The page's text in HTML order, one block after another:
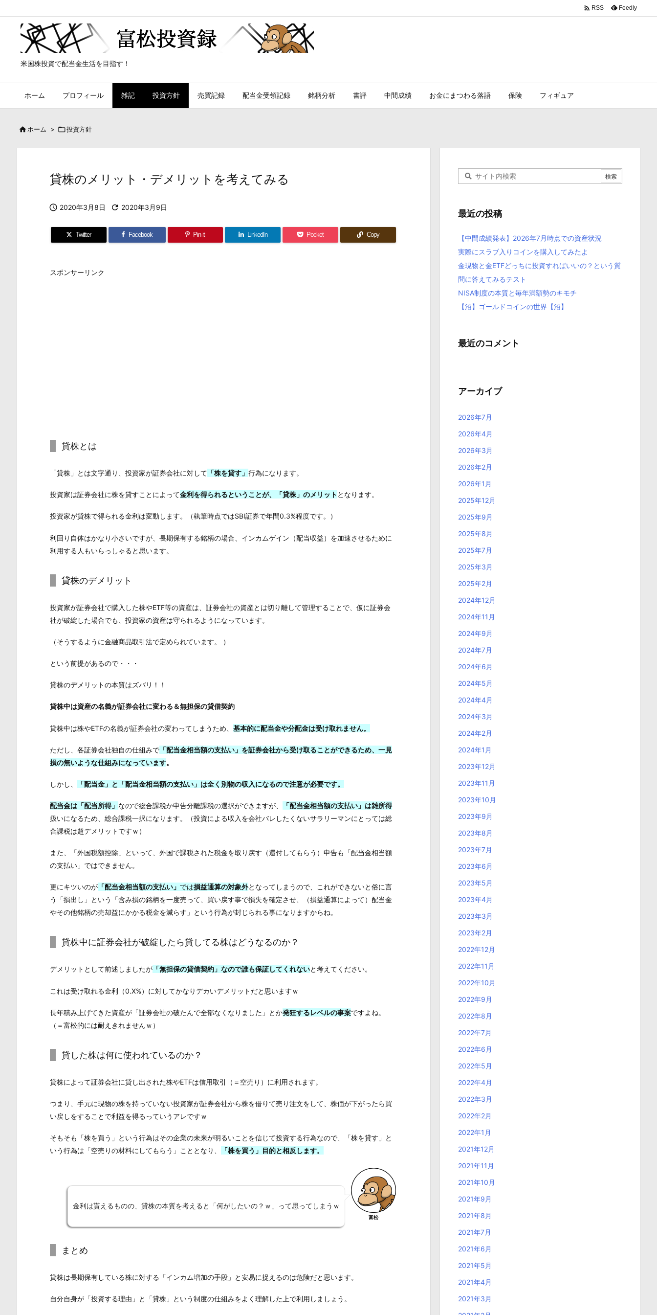
米国株投資で配当金生活を目指す！
ホーム プロフィール 雑記 投資方針 売買記録 配当金受領記録 銘柄分析 書評 中間成績 お金にまつわる落語 保険 フィギュア
 RSS Feedly
 ホーム > 投資方針
貸株のメリット・デメリットを考えてみる
 2020年3月8日  2020年3月9日
Twitter Facebook Pin it LinkedIn Pocket Copy
スポンサーリンク
貸株とは
「貸株」とは文字通り、投資家が証券会社に対して 「株を貸す」 行為になります。
投資家は証券会社に株を貸すことによって金利を得られるということが、「貸株」のメリット となります。
投資家が貸株で得られる金利は変動します。（執筆時点ではSBI証券で年間0.3%程度です。）
利回り自体はかなり小さいですが、長期保有する銘柄の場合、インカムゲイン（配当収益）を加速させるために
利用する人もいらっしゃると思います。
貸株のデメリット
投資家が証券会社で購入した株やETF等の資産は、証券会社の資産とは切り離して管理することで、仮に証券会
社が破綻した場合でも、投資家の資産は守られるようになっています。
（そうするように金融商品取引法で定められています。 ）
という前提があるので・・・
貸株のデメリットの本質はズバリ！！
貸株中は資産の名義が証券会社に変わる＆無担保の貸借契約
貸株中は株やETFの名義が証券会社の変わってしまうため、 基本的に配当金や分配金は受け取れません。
ただし、各証券会社独自の仕組みで 「配当金相当額の支払い」を証券会社から受け取ることができるため、一見
損の無いような仕組みになっています。
しかし、 「配当金」と「配当金相当額の支払い」は全く別物の収入になるので注意が必要です。
配当金は「配当所得」 なので総合課税か申告分離課税の選択ができますが、
「配当金相当額の支払い」は雑所得
扱いになるため、総合課税一択になります。（投資による収入を会社バレしたくないサラリーマンにとっては総
合課税は超デメリットですｗ）
また、「外国税額控除」といって、外国で課税された税金を取り戻す（還付してもらう）申告も「配当金相当額
の支払い」ではできません。
更にキツいのが 「配当金相当額の支払い」 では損益通算の対象外となってしまうので、これができないと俗に言
う「損出し」という「含み損の銘柄を一度売って、買い戻す事で損失を確定させ、（損益通算によって）配当金
やその他銘柄の売却益にかかる税金を減らす」という行為が封じられる事になりますからね。
貸株中に証券会社が破綻したら貸してる株はどうなるのか？
デメリットとして前述しましたが 「無担保の貸借契約」なので誰も保証してくれないと考えてください。
これは受け取れる金利（0.X%）に対してかなりデカいデメリットだと思いますｗ
長年積み上げてきた資産が「証券会社の破たんで全部なくなりました」とか発狂するレベルの事案ですよね。
（＝富松的には耐えきれませんｗ）
貸した株は何に使われているのか？
貸株によって証券会社に貸し出された株やETFは信用取引（＝空売り）に利用されます。
つまり、手元に現物の株を持っていない投資家が証券会社から株を借りて売り注文をして、株価が下がったら買
い戻しをすることで利益を得るっていうアレですｗ
そもそも「株を買う」という行為はその企業の未来が明るいことを信じて投資する行為なので、「株を貸す」と
いう行為は「空売りの材料にしてもらう」こととなり、
「株を買う」目的と相反します。
金利は貰えるものの、貸株の本質を考えると「何がしたいの？ｗ」って思ってしまうｗ
富松
まとめ
貸株は長期保有している株に対する「インカム増加の手段」と安易に捉えるのは危険だと思います。
自分自身が「投資する理由」と「貸株」という制度の仕組みをよく理解した上で利用しましょう。
最近の投稿
【中間成績発表】2026年7月時点での資産状況
実際にスラブ入りコインを購入してみたよ
金現物と金ETFどっちに投資すればいいの？という質
問に答えてみるテスト
NISA制度の本質と毎年満額勢のキモチ
【沼】ゴールドコインの世界【沼】
最近のコメント
アーカイブ
2026年7月
2026年4月
2026年3月
2026年2月
2026年1月
2025年12月
2025年9月
2025年8月
2025年7月
2025年3月
2025年2月
2024年12月
2024年11月
2024年9月
2024年7月
2024年6月
2024年5月
2024年4月
2024年3月
2024年2月
2024年1月
2023年12月
2023年11月
2023年10月
2023年9月
2023年8月
2023年7月
2023年6月
2023年5月
2023年4月
2023年3月
2023年2月
2022年12月
2022年11月
2022年10月
2022年9月
2022年8月
2022年7月
2022年6月
2022年5月
2022年4月
2022年3月
2022年2月
2022年1月
2021年12月
2021年11月
2021年10月
2021年9月
2021年8月
2021年7月
2021年6月
2021年5月
2021年4月
2021年3月